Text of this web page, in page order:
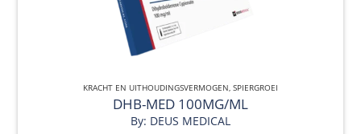
QUICK VIEW
KRACHT EN UITHOUDINGSVERMOGEN, SPIERGROEI
DHB-MED 100MG/ML
By: DEUS MEDICAL